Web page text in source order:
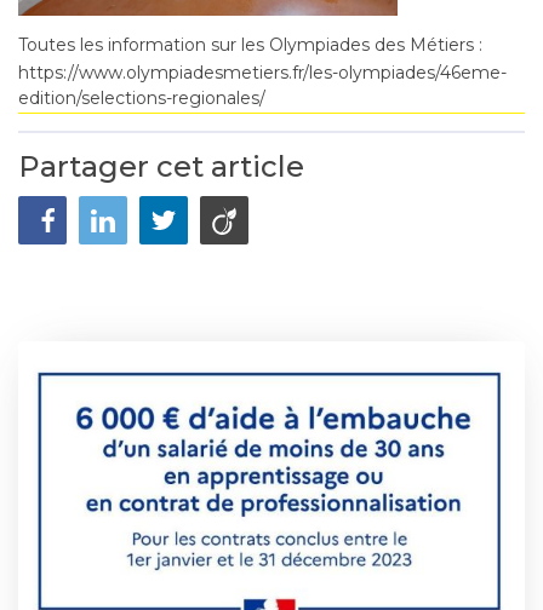
Toutes les information sur les Olympiades des Métiers :
https://www.olympiadesmetiers.fr/les-olympiades/46eme-
edition/selections-regionales/
Partager cet article